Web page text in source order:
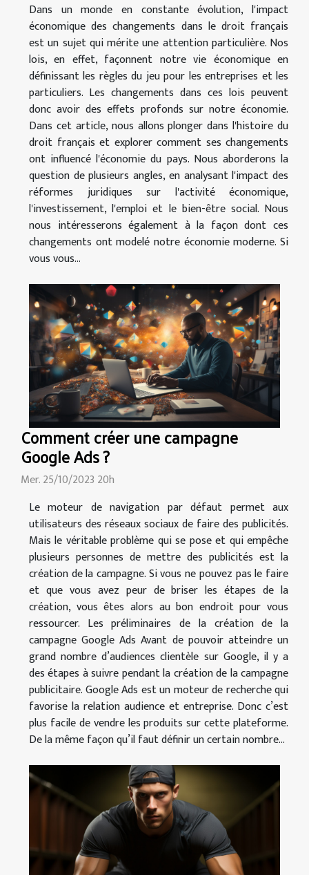
Dans un monde en constante évolution, l'impact
économique des changements dans le droit français
est un sujet qui mérite une attention particulière. Nos
lois, en effet, façonnent notre vie économique en
définissant les règles du jeu pour les entreprises et les
particuliers. Les changements dans ces lois peuvent
donc avoir des effets profonds sur notre économie.
Dans cet article, nous allons plonger dans l'histoire du
droit français et explorer comment ses changements
ont influencé l'économie du pays. Nous aborderons la
question de plusieurs angles, en analysant l'impact des
réformes juridiques sur l'activité économique,
l'investissement, l'emploi et le bien-être social. Nous
nous intéresserons également à la façon dont ces
changements ont modelé notre économie moderne. Si
vous vous...
Comment créer une campagne
Google Ads ?
Mer. 25/10/2023 20h
Le moteur de navigation par défaut permet aux
utilisateurs des réseaux sociaux de faire des publicités.
Mais le véritable problème qui se pose et qui empêche
plusieurs personnes de mettre des publicités est la
création de la campagne. Si vous ne pouvez pas le faire
et que vous avez peur de briser les étapes de la
création, vous êtes alors au bon endroit pour vous
ressourcer. Les préliminaires de la création de la
campagne Google Ads Avant de pouvoir atteindre un
grand nombre d’audiences clientèle sur Google, il y a
des étapes à suivre pendant la création de la campagne
publicitaire. Google Ads est un moteur de recherche qui
favorise la relation audience et entreprise. Donc c’est
plus facile de vendre les produits sur cette plateforme.
De la même façon qu’il faut définir un certain nombre...